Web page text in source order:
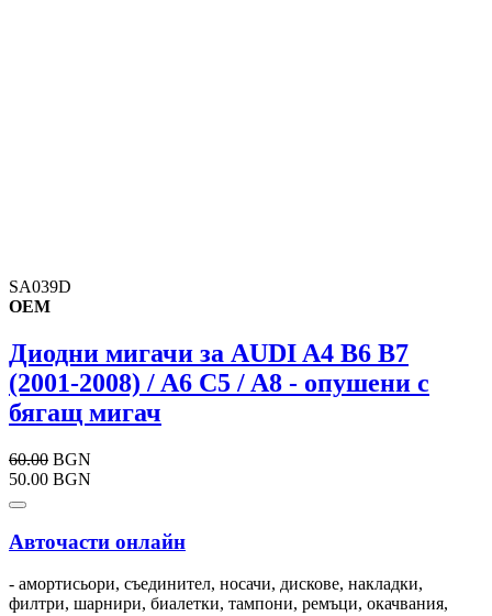
SA039D
OEM
Диодни мигачи за AUDI A4 B6 B7
(2001-2008) / A6 C5 / A8 - опушени с
бягащ мигач
60.00 BGN
50.00 BGN
Авточасти онлайн
- амортисьори, съединител, носачи, дискове, накладки,
филтри, шарнири, биалетки, тампони, ремъци, окачвания,